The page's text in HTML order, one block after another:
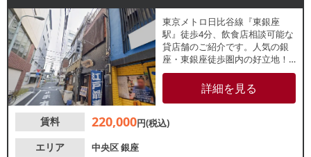
東京メトロ日比谷線『東銀座
駅』徒歩4分、飲食店相談可能な
貸店舗のご紹介です。人気の銀
座・東銀座徒歩圏内の好立地！
約7坪と新規出店にもおすすめな
小箱物件です。業種等お気軽に
お問合せください。
詳細を見る
賃料 220,000円(税込)
エリア
中央区銀座